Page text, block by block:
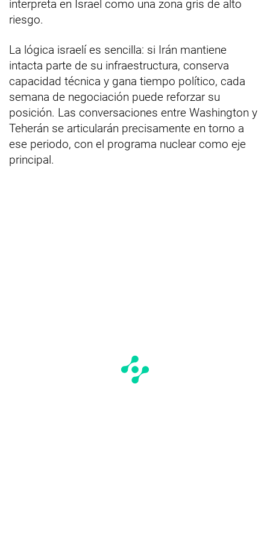
interpreta en Israel como una zona gris de alto
riesgo.
La lógica israelí es sencilla: si Irán mantiene
intacta parte de su infraestructura, conserva
capacidad técnica y gana tiempo político, cada
semana de negociación puede reforzar su
posición. Las conversaciones entre Washington y
Teherán se articularán precisamente en torno a
ese periodo, con el programa nuclear como eje
principal.